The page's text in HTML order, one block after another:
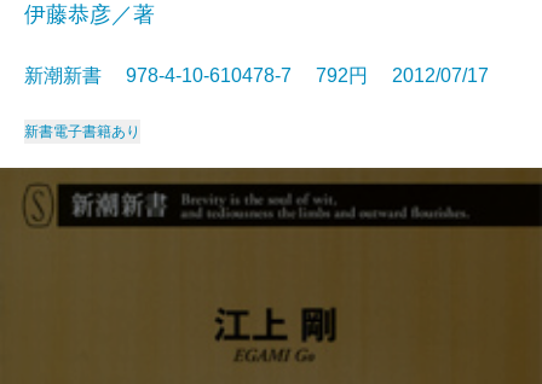
伊藤恭彦／著
新潮新書 978-4-10-610478-7 792円 2012/07/17
新書電子書籍あり